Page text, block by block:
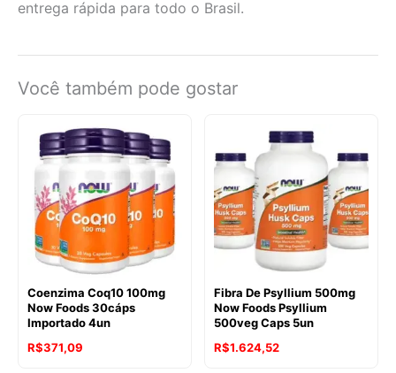
entrega rápida para todo o Brasil.
Você também pode gostar
Coenzima Coq10 100mg
Now Foods 30cáps
Importado 4un
R$371,09
Fibra De Psyllium 500mg
Now Foods Psyllium
500veg Caps 5un
R$1.624,52